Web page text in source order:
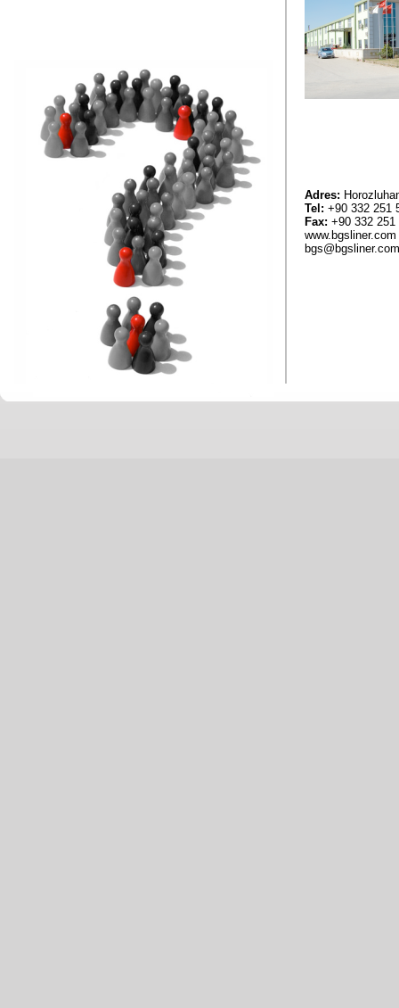
Adres:
Tel: +90 332 251
Fax: +90 332 251
www.bgsliner.com
bgs@bgsliner.com